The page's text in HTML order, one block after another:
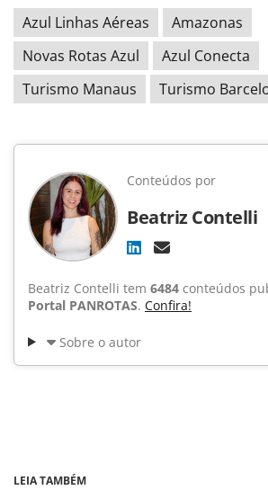
Azul Linhas Aéreas
Amazonas
Novas Rotas Azul
Azul Conecta
Turismo Manaus
Turismo
Conteúdos por
Beatriz Contelli
Beatriz Contelli tem 6484 conteúdos
Portal PANROTAS. Confira!
Sobre o autor
LEIA TAMBÉM